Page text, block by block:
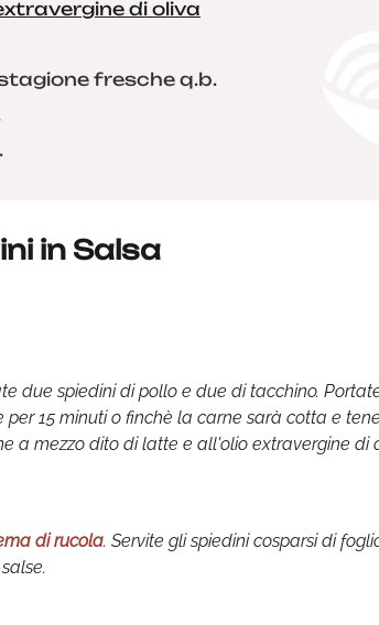
di oliva
fresche q.b.
in Salsa
due spiedini di pollo e due di tacchino.
15 minuti o finchè la carne sarà cotta e
a mezzo dito di latte e all'olio extravergine di
di rucola. Servite gli spiedini cosparsi di